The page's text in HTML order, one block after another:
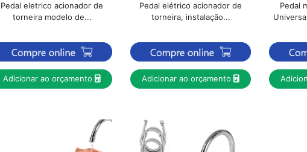
Pedal eletrico acionador de
torneira modelo de...
Adicionar ao orçamento
Pedal elétrico acionador de
torneira, instalação...
Adicionar ao orçamento
Pedal